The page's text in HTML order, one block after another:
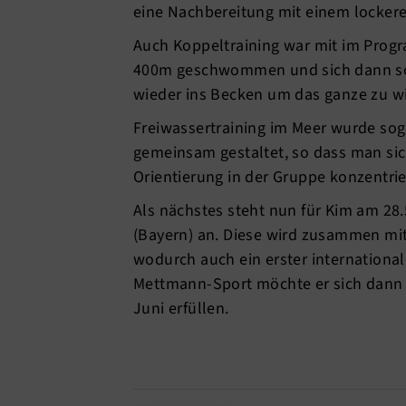
eine Nachbereitung mit einem
Auch Koppeltraining war mit im
400m geschwommen und sich dann
wieder ins Becken um das ganze zu
Freiwassertraining im Meer wurde
gemeinsam gestaltet, so dass man
Orientierung in der Gruppe
Als nächstes steht nun für Kim am
(Bayern) an. Diese wird zusammen
wodurch auch ein erster
Mettmann-Sport möchte er sich
Juni erfüllen.